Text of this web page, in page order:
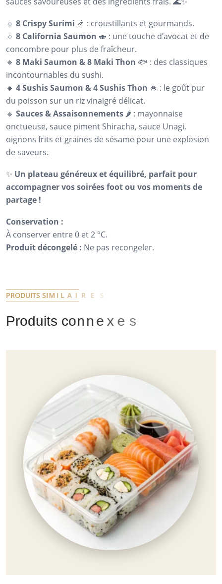
🔹 8 Crispy Surimi 🍤 : croustillants et gourmands.
🔹 8 California Saumon 🍣 : une touche d’avocat et de
concombre pour plus de fraîcheur.
🔹 8 Maki Saumon & 8 Maki Thon 🐟 : des classiques
incontournables du sushi.
🔹 4 Sushis Saumon & 4 Sushis Thon 🍚 : le goût pur
du poisson sur un riz vinaigré délicat.
🔹 Sauces & Assaisonnements 🌶️ : mayonnaise
onctueuse, sauce piment Shiracha, sauce Unagi,
oignons frits et graines de sésame pour une explosion
de saveurs.
✨ Un plateau généreux et équilibré, parfait pour
accompagner vos soirées foot ou vos moments de
partage !
Conservation :
À conserver entre 0 et 2 °C.
Produit décongelé : Ne pas recongeler.
PRODUITS SIMI L A IR E S
Produits connex e s